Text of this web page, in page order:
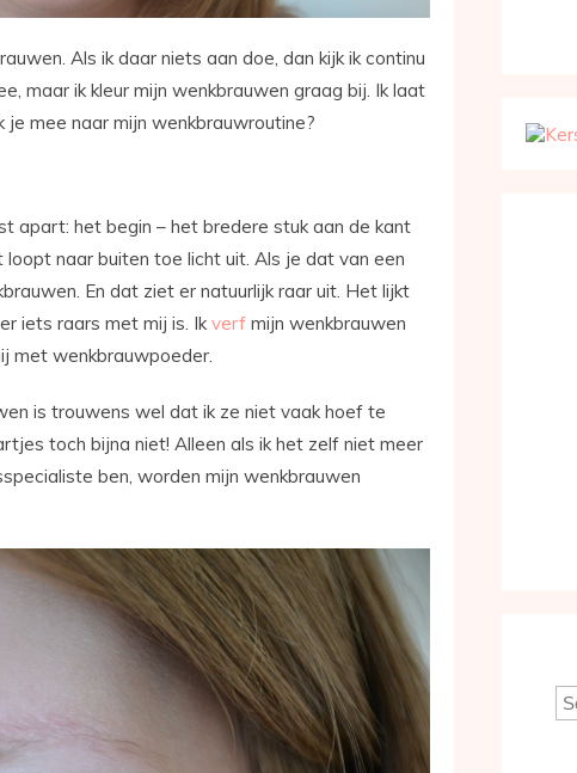
Als ik daar niets aan doe, dan kijk ik continu
maar ik kleur mijn wenkbrauwen graag bij. Ik laat
je mee naar mijn wenkbrauwroutine?
apart: het begin – het bredere stuk aan de kant
loopt naar buiten toe licht uit. Als je dat van een
En dat ziet er natuurlijk raar uit. Het lijkt
iets raars met mij is. Ik verf mijn wenkbrauwen
met wenkbrauwpoeder.
is trouwens wel dat ik ze niet vaak hoef te
toch bijna niet! Alleen als ik het zelf niet meer
ben, worden mijn wenkbrauwen